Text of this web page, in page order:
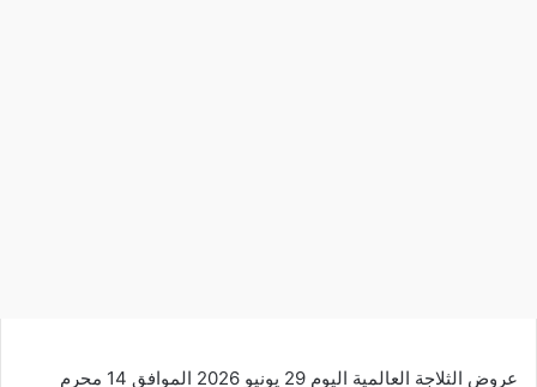
عروض الثلاجة العالمية اليوم 29 يونيو 2026 الموافق 14 محرم